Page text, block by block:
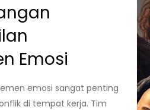
Emosi
emosi sangat penting
di tempat kerja. Tim